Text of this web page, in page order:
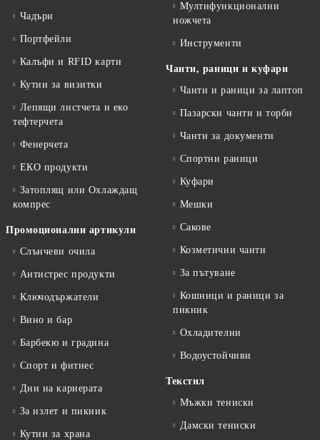
Чадъри
Портфейли
Калъфи и RFID карти
Кутии за визитки
Лепящи листчета и еко
тефтeрчета
Фенерчета
ЕКО продукти
Затоплящ или Охлаждащ
компрес
Промоционални артикули
Слънчеви очила
Антистрес продукти
Ключодържатели
Вино и бар
Барбекю и градина
Спорт и фитнес
Дни на кариерата
За излет и пикник
Кутии за храна
Мултифункционални
ножчета
Инструменти
Чанти, раници и куфари
Чанти и раници за лаптоп
Пазарски чанти и торби
Чанти за документи
Спортни раници
Куфари
Мешки
Сакове
Козметични чанти
За пътуване
Кошници и раници за
пикник
Охладителни
Водоустойчиви
Текстил
Мъжки тениски
Дамски тениски